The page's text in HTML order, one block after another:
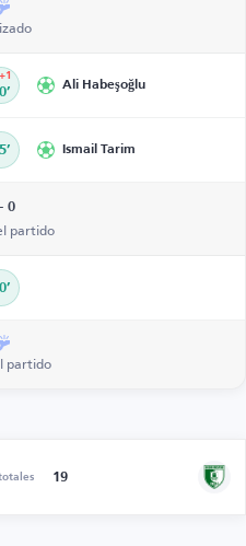
+1
Ali Habeşoğlu
Ismail Tarim
0
partido
partido
19